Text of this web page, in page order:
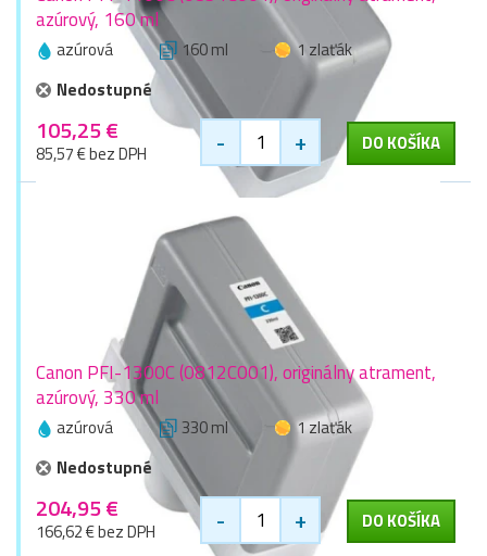
azúrový, 160 ml
azúrová 160 ml
1 zlaťák
Nedostupné
105,25 €
85,57 € bez DPH - + DO KOŠÍKA
Canon PFI-1300C (0812C001), originálny atrament,
azúrový, 330 ml
azúrová 330 ml
1 zlaťák
Nedostupné
204,95 €
166,62 € bez DPH - + DO KOŠÍKA